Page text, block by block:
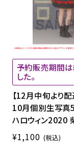
予約販売期間
した。
【12月中旬より
10月個別生写真
ハロウィン2020
¥1,100 (税込)